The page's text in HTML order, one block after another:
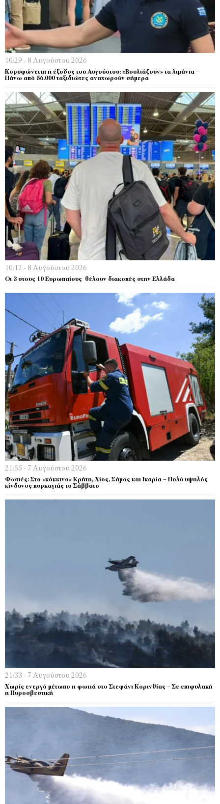
10:29 - 8 Αυγούστου 2026
Κορυφώνεται η έξοδος του Αυγούστου: «Βουλιάζουν» τα λιμάνια –
Πάνω από 56.000 ταξιδιώτες αναχωρούν σήμερα
10:12 - 8 Αυγούστου 2026
Οι 3 στους 10 Ευρωπαίους θέλουν διακοπές στην Ελλάδα
21:55 - 7 Αυγούστου 2026
Φωτιές: Στο «κόκκινο» Κρήτη, Χίος, Σάμος και Ικαρία – Πολύ υψηλός
κίνδυνος πυρκαγιάς το Σάββατο
21:33 - 7 Αυγούστου 2026
Χωρίς ενεργό μέτωπο η φωτιά στο Στεφάνι Κορινθίας – Σε επιφυλακή
η Πυροσβεστική